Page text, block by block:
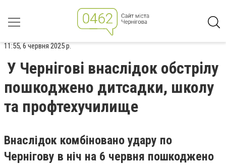
11:55, 6 червня 2025 р.
У Чернігові внаслідок обстрілу
пошкоджено дитсадки, школу
та профтехучилище
Внаслідок комбіновано удару по
Чернігову в ніч на 6 червня пошкоджено